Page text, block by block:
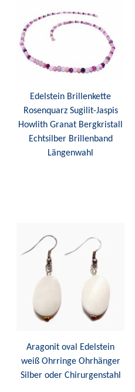
Edelstein Brillenkette
Rosenquarz Sugilit-Jaspis
Howlith Granat Bergkristall
Echtsilber Brillenband
Längenwahl
Aragonit oval Edelstein
weiß Ohrringe Ohrhänger
Silber oder Chirurgenstahl